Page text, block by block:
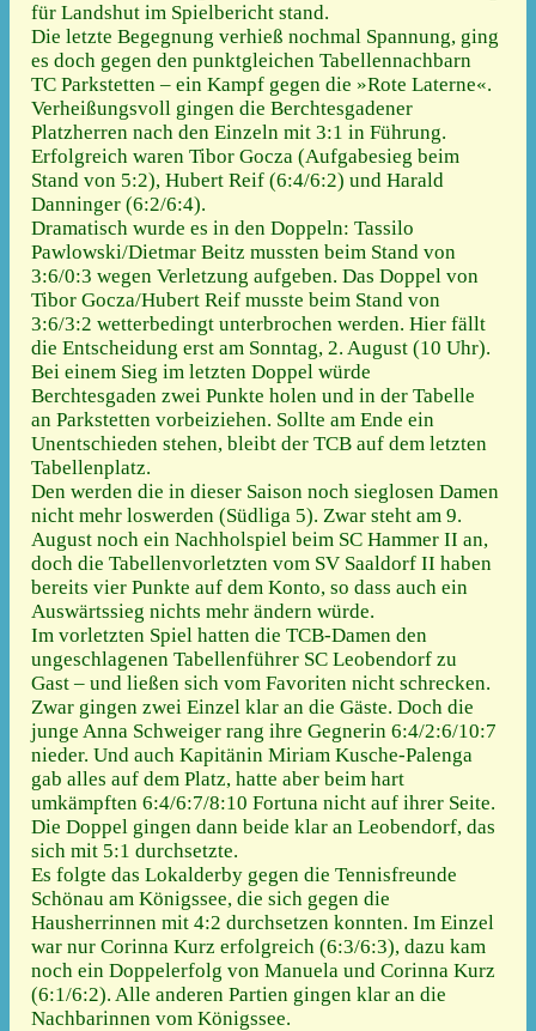
für Landshut im Spielbericht stand.
Die letzte Begegnung verhieß nochmal Spannung, ging
es doch gegen den punktgleichen Tabellennachbarn
TC Parkstetten – ein Kampf gegen die »Rote Laterne«.
Verheißungsvoll gingen die Berchtesgadener
Platzherren nach den Einzeln mit 3:1 in Führung.
Erfolgreich waren Tibor Gocza (Aufgabesieg beim
Stand von 5:2), Hubert Reif (6:4/6:2) und Harald
Danninger (6:2/6:4).
Dramatisch wurde es in den Doppeln: Tassilo
Pawlowski/Dietmar Beitz mussten beim Stand von
3:6/0:3 wegen Verletzung aufgeben. Das Doppel von
Tibor Gocza/Hubert Reif musste beim Stand von
3:6/3:2 wetterbedingt unterbrochen werden. Hier fällt
die Entscheidung erst am Sonntag, 2. August (10 Uhr).
Bei einem Sieg im letzten Doppel würde
Berchtesgaden zwei Punkte holen und in der Tabelle
an Parkstetten vorbeiziehen. Sollte am Ende ein
Unentschieden stehen, bleibt der TCB auf dem letzten
Tabellenplatz.
Den werden die in dieser Saison noch sieglosen Damen
nicht mehr loswerden (Südliga 5). Zwar steht am 9.
August noch ein Nachholspiel beim SC Hammer II an,
doch die Tabellenvorletzten vom SV Saaldorf II haben
bereits vier Punkte auf dem Konto, so dass auch ein
Auswärtssieg nichts mehr ändern würde.
Im vorletzten Spiel hatten die TCB-Damen den
ungeschlagenen Tabellenführer SC Leobendorf zu
Gast – und ließen sich vom Favoriten nicht schrecken.
Zwar gingen zwei Einzel klar an die Gäste. Doch die
junge Anna Schweiger rang ihre Gegnerin 6:4/2:6/10:7
nieder. Und auch Kapitänin Miriam Kusche-Palenga
gab alles auf dem Platz, hatte aber beim hart
umkämpften 6:4/6:7/8:10 Fortuna nicht auf ihrer Seite.
Die Doppel gingen dann beide klar an Leobendorf, das
sich mit 5:1 durchsetzte.
Es folgte das Lokalderby gegen die Tennisfreunde
Schönau am Königssee, die sich gegen die
Hausherrinnen mit 4:2 durchsetzen konnten. Im Einzel
war nur Corinna Kurz erfolgreich (6:3/6:3), dazu kam
noch ein Doppelerfolg von Manuela und Corinna Kurz
(6:1/6:2). Alle anderen Partien gingen klar an die
Nachbarinnen vom Königssee.